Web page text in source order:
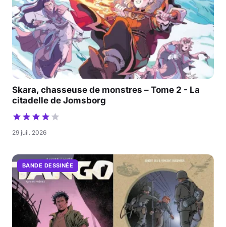
Skara, chasseuse de monstres – Tome 2 - La
citadelle de Jomsborg
29 juil. 2026
BANDE DESSINÉE